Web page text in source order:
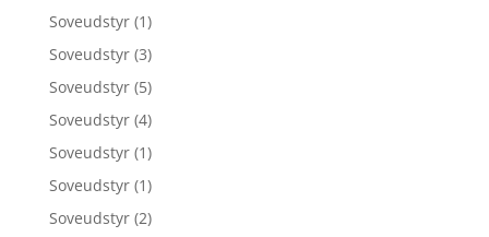
Soveudstyr (1)
Soveudstyr (3)
Soveudstyr (5)
Soveudstyr (4)
Soveudstyr (1)
Soveudstyr (1)
Soveudstyr (2)